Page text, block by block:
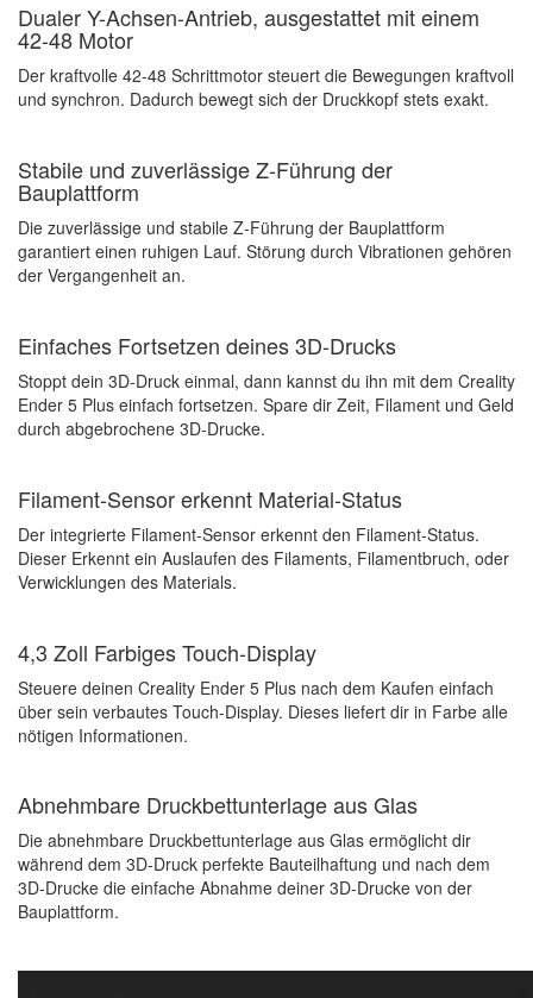
Dualer Y-Achsen-Antrieb, ausgestattet mit einem
42-48 Motor
Der kraftvolle 42-48 Schrittmotor steuert die Bewegungen kraftvoll
und synchron. Dadurch bewegt sich der Druckkopf stets exakt.
Stabile und zuverlässige Z-Führung der
Bauplattform
Die zuverlässige und stabile Z-Führung der Bauplattform
garantiert einen ruhigen Lauf. Störung durch Vibrationen gehören
der Vergangenheit an.
Einfaches Fortsetzen deines 3D-Drucks
Stoppt dein 3D-Druck einmal, dann kannst du ihn mit dem Creality
Ender 5 Plus einfach fortsetzen. Spare dir Zeit, Filament und Geld
durch abgebrochene 3D-Drucke.
Filament-Sensor erkennt Material-Status
Der integrierte Filament-Sensor erkennt den Filament-Status.
Dieser Erkennt ein Auslaufen des Filaments, Filamentbruch, oder
Verwicklungen des Materials.
4,3 Zoll Farbiges Touch-Display
Steuere deinen Creality Ender 5 Plus nach dem Kaufen einfach
über sein verbautes Touch-Display. Dieses liefert dir in Farbe alle
nötigen Informationen.
Abnehmbare Druckbettunterlage aus Glas
Die abnehmbare Druckbettunterlage aus Glas ermöglicht dir
während dem 3D-Druck perfekte Bauteilhaftung und nach dem
3D-Drucke die einfache Abnahme deiner 3D-Drucke von der
Bauplattform.